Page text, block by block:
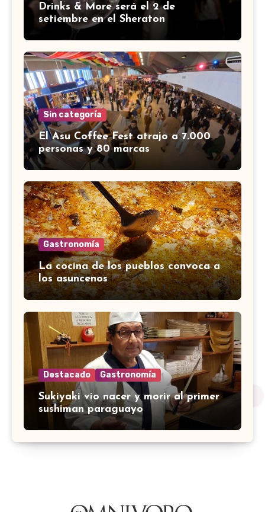
Drinks & More será el 2 de
setiembre en el Sheraton
Sin categoría
El Asu Coffee Fest atrajo a 7.000
personas y 80 marcas
Gastronomía
La cocina de los pueblos convoca a
los asuncenos
Destacado Gastronomía
Sukiyaki vio nacer y morir al primer
sushiman paraguayo